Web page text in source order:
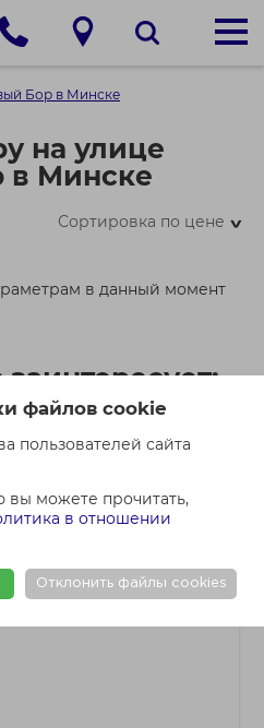
файлов cookie
пользователей сайта
можете прочитать,
в отношении
Отклонить файлы cookies
Бор в Минске
на улице
в Минске
Сортировка по цене>
в данный момент